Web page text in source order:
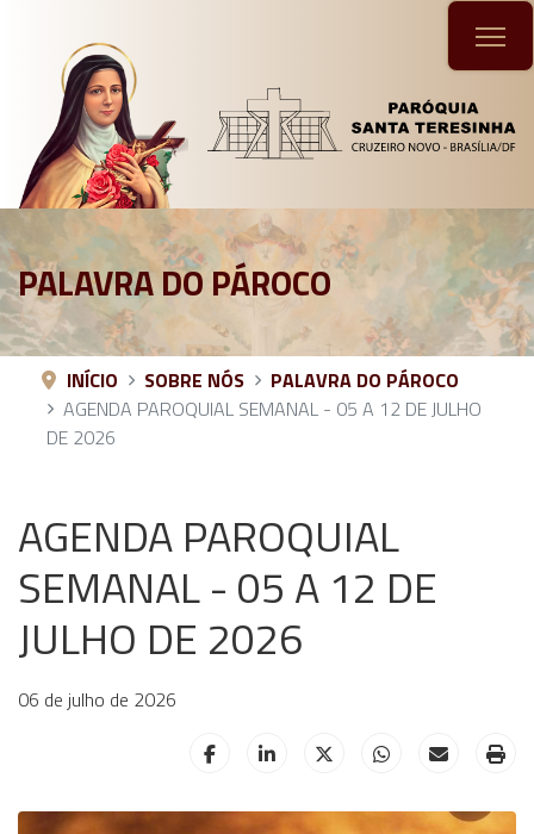
PALAVRA DO PÁROCO
INÍCIO SOBRE NÓS
PALAVRA DO PÁROCO
AGENDA PAROQUIAL SEMANAL - 05 A 12 DE JULHO
DE 2026
AGENDA PAROQUIAL
SEMANAL - 05 A 12 DE
JULHO DE 2026
06 de julho de 2026
HELIX_ULTIMATE_SHARE_FACEBOOK